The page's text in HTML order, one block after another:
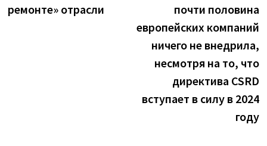
ремонте» отрасли
почти половина
европейских компаний
ничего не внедрила,
несмотря на то, что
директива CSRD
вступает в силу в 2024
году